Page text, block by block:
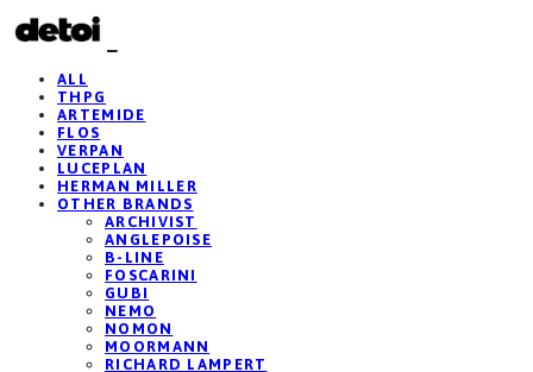
ALL
THPG
ARTEMIDE
FLOS
VERPAN
LUCEPLAN
HERMAN MILLER
OTHER BRANDS
ARCHIVIST
ANGLEPOISE
B-LINE
FOSCARINI
GUBI
NEMO
NOMON
MOORMANN
RICHARD LAMPERT